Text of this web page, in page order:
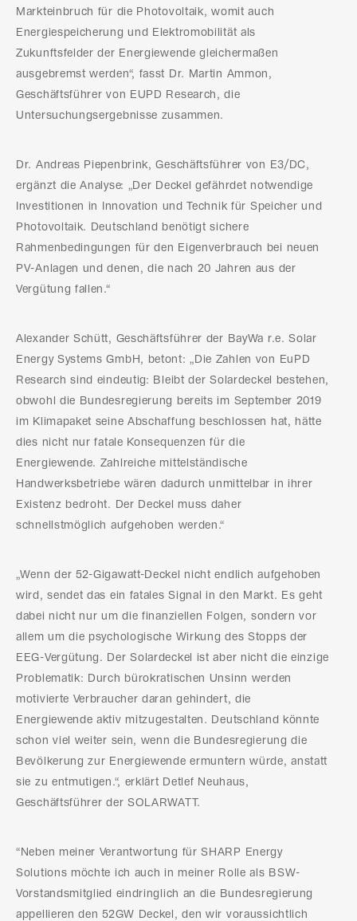
Markteinbruch für die Photovoltaik, womit auch
Energiespeicherung und Elektromobilität als
Zukunftsfelder der Energiewende gleichermaßen
ausgebremst werden“, fasst Dr. Martin Ammon,
Geschäftsführer von EUPD Research, die
Untersuchungsergebnisse zusammen.
Dr. Andreas Piepenbrink, Geschäftsführer von E3/DC,
ergänzt die Analyse: „Der Deckel gefährdet notwendige
Investitionen in Innovation und Technik für Speicher und
Photovoltaik. Deutschland benötigt sichere
Rahmenbedingungen für den Eigenverbrauch bei neuen
PV-Anlagen und denen, die nach 20 Jahren aus der
Vergütung fallen.“
Alexander Schütt, Geschäftsführer der BayWa r.e. Solar
Energy Systems GmbH, betont: „Die Zahlen von EuPD
Research sind eindeutig: Bleibt der Solardeckel bestehen,
obwohl die Bundesregierung bereits im September 2019
im Klimapaket seine Abschaffung beschlossen hat, hätte
dies nicht nur fatale Konsequenzen für die
Energiewende. Zahlreiche mittelständische
Handwerksbetriebe wären dadurch unmittelbar in ihrer
Existenz bedroht. Der Deckel muss daher
schnellstmöglich aufgehoben werden.“
„Wenn der 52-Gigawatt-Deckel nicht endlich aufgehoben
wird, sendet das ein fatales Signal in den Markt. Es geht
dabei nicht nur um die finanziellen Folgen, sondern vor
allem um die psychologische Wirkung des Stopps der
EEG-Vergütung. Der Solardeckel ist aber nicht die einzige
Problematik: Durch bürokratischen Unsinn werden
motivierte Verbraucher daran gehindert, die
Energiewende aktiv mitzugestalten. Deutschland könnte
schon viel weiter sein, wenn die Bundesregierung die
Bevölkerung zur Energiewende ermuntern würde, anstatt
sie zu entmutigen.“, erklärt Detlef Neuhaus,
Geschäftsführer der SOLARWATT.
“Neben meiner Verantwortung für SHARP Energy
Solutions möchte ich auch in meiner Rolle als BSW-
Vorstandsmitglied eindringlich an die Bundesregierung
appellieren den 52GW Deckel, den wir voraussichtlich